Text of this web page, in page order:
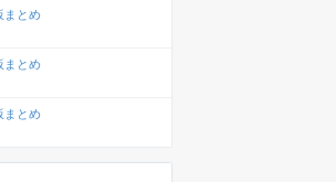
まとめ
まとめ
まとめ